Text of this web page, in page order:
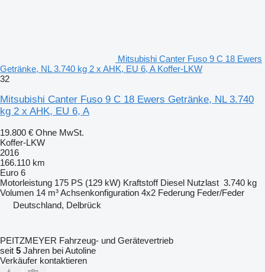
Mitsubishi Canter Fuso 9 C 18 Ewers
Getränke, NL 3.740 kg 2 x AHK, EU 6, A Koffer-LKW
32
Mitsubishi Canter Fuso 9 C 18 Ewers Getränke, NL 3.740
kg 2 x AHK, EU 6, A
19.800 € Ohne MwSt.
Koffer-LKW
2016
166.110 km
Euro 6
Motorleistung 175 PS (129 kW) Kraftstoff Diesel Nutzlast 3.740 kg
Volumen 14 m³Achsenkonfiguration 4x2 Federung Feder/Feder
Deutschland, Delbrück
PEITZMEYER Fahrzeug- und Gerätevertrieb
seit 5 Jahren bei Autoline
Verkäufer kontaktieren